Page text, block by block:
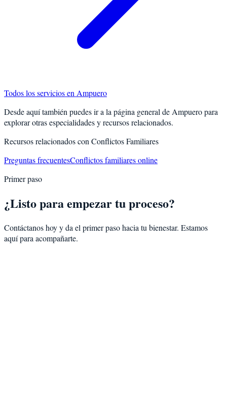
Todos los servicios en Ampuero
Desde aquí también puedes ir a la página general de Ampueropara
explorar otras especialidades y recursos relacionados.
Recursos relacionados con Conflictos Familiares
Preguntas frecuentesConflictos familiares online
Primer paso
¿Listo para empezar tu proceso?
Contáctanos hoy y da el primer paso hacia tu bienestar. Estamos
aquí para acompañarte.